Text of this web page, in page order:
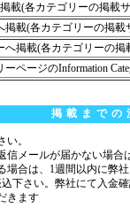
載(各カテゴリーの掲載
掲載(各カテゴリーの掲
へ掲載(各カテゴリーの
ページのInformation
掲載までの
。
メールが届かない場
合は、1週間以内に弊
下さい。弊社にて入金
きます